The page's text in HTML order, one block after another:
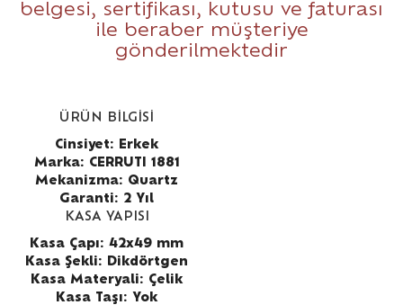
belgesi, sertifikası, kutusu ve faturası
ile beraber müşteriye
gönderilmektedir
ÜRÜN BİLGİSİ
Cinsiyet: Erkek
Marka: CERRUTI 1881
Mekanizma: Quartz
Garanti: 2 Yıl
KASA YAPISI
Kasa Çapı: 42x49 mm
Kasa Şekli: Dikdörtgen
Kasa Materyali: Çelik
Kasa Taşı: Yok